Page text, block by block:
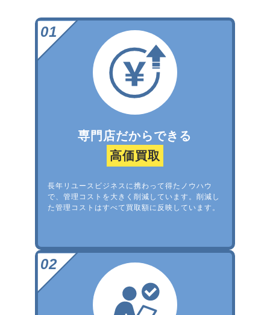
専門店だからできる
高価買取
長年リユースビジネスに携わって得たノウハウ
で、管理コストを大きく削減しています。削減し
た管理コストはすべて買取額に反映しています。